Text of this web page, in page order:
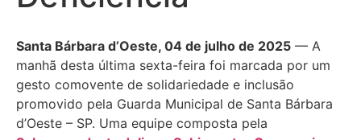
Santa Bárbara d’Oeste, 04 de julho de 2025 — A
manhã desta última sexta-feira foi marcada por um
gesto comovente de solidariedade e inclusão
promovido pela Guarda Municipal de Santa Bárbara
d’Oeste – SP. Uma equipe composta pela